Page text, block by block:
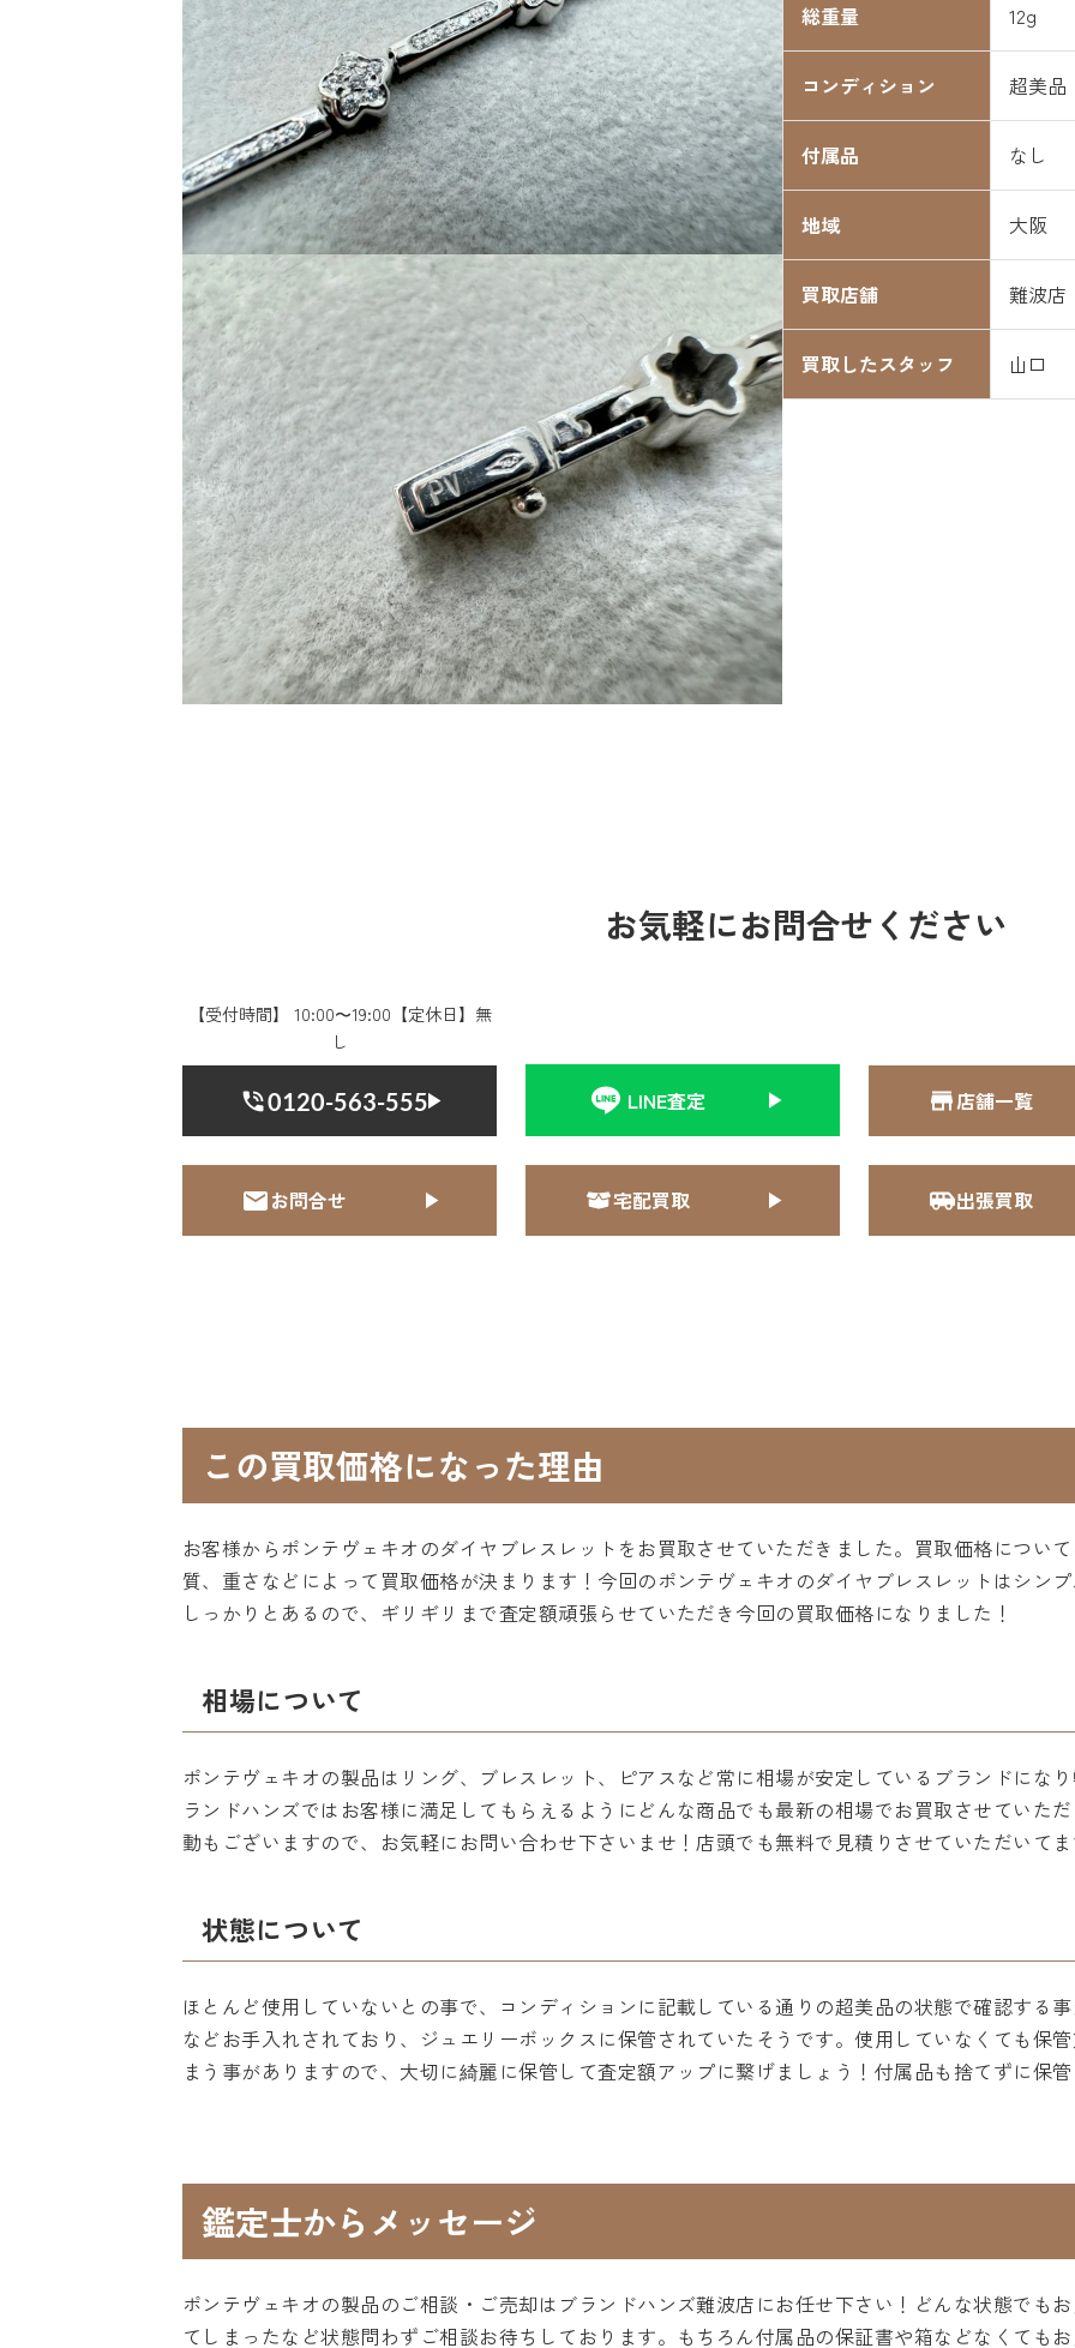
総重量 12g
コンディション 超美品
付属品 なし
地域 大阪
買取店舗 難波店
買取したスタッフ 山口
お気軽にお問合せください
【受付時間】 10:00〜19:00【定休日】無
し
0120-563-555 LINE査定 店舗一覧
お問合せ 宅配買取 出張買取
この買取価格になった理由
お客様からポンテヴェキオのダイヤブレスレットをお買取させていただきました。買取価格につい
質、重さなどによって買取価格が決まります！今回のポンテヴェキオのダイヤブレスレットはシン
しっかりとあるので、ギリギリまで査定額頑張らせていただき今回の買取価格になりました！
相場について
ポンテヴェキオの製品はリング、ブレスレット、ピアスなど常に相場が安定しているブランドにな
ランドハンズではお客様に満足してもらえるようにどんな商品でも最新の相場でお買取させていた
動もございますので、お気軽にお問い合わせ下さいませ！店頭でも無料で見積りさせていただいてま
状態について
ほとんど使用していないとの事で、コンディションに記載している通りの超美品の状態で確認する
などお手入れされており、ジュエリーボックスに保管されていたそうです。使用していなくても保
まう事がありますので、大切に綺麗に保管して査定額アップに繋げましょう！付属品も捨てずに保管
鑑定士からメッセージ
ポンテヴェキオの製品のご相談・ご売却はブランドハンズ難波店にお任せ下さい！どんな状態でも
てしまったなど状態問わずご相談お待ちしております。もちろん付属品の保証書や箱などなくてもお